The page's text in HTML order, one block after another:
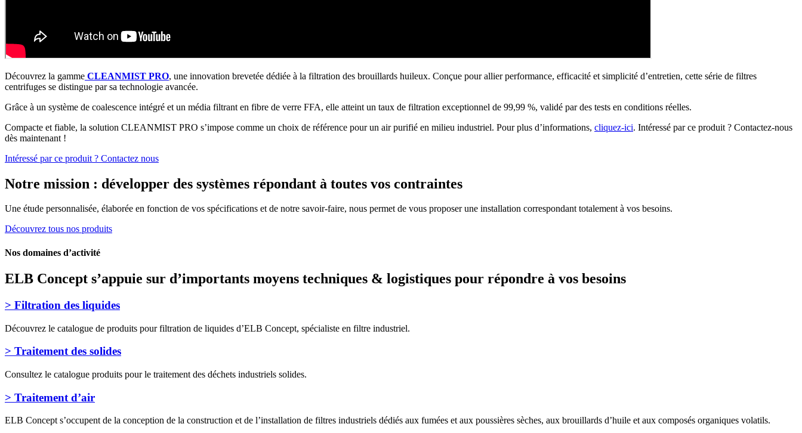
Découvrez la gamme CLEANMIST PRO, une innovation brevetée dédiée à la filtration des brouillards huileux. Conçue pour allier performance, efficacité et simplicité d’entretien, cette série de filtres
centrifuges se distingue par sa technologie avancée.
Grâce à un système de coalescence intégré et un média filtrant en fibre de verre FFA, elle atteint un taux de filtration exceptionnel de 99,99 %, validé par des tests en conditions réelles.
Compacte et fiable, la solution CLEANMIST PRO s’impose comme un choix de référence pour un air purifié en milieu industriel. Pour plus d’informations, cliquez-ici. Intéressé par ce produit ? Contactez-nous
dès maintenant !
Intéressé par ce produit ? Contactez nous
Notre mission : développer des systèmes répondant à toutes vos contraintes
Une étude personnalisée, élaborée en fonction de vos spécifications et de notre savoir-faire, nous permet de vous proposer une installation correspondant totalement à vos besoins.
Découvrez tous nos produits
Nos domaines d’activité
ELB Concept s’appuie sur d’importants moyens techniques & logistiques pour répondre à vos besoins
> Filtration des liquides
Découvrez le catalogue de produits pour filtration de liquides d’ELB Concept, spécialiste en filtre industriel.
> Traitement des solides
Consultez le catalogue produits pour le traitement des déchets industriels solides.
> Traitement d’air
ELB Concept s’occupent de la conception de la construction et de l’installation de filtres industriels dédiés aux fumées et aux poussières sèches, aux brouillards d’huile et aux composés organiques volatils.